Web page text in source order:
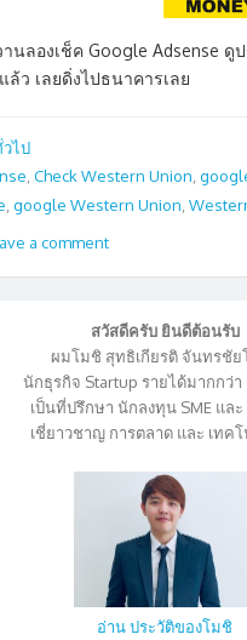
นลองเช็ค Google Adsense ดู
ล้ว เลยดิ่งไปธนาคารเลย
วไป
, Check Western Union,
google Western Union
a comment
สวัสดีครับ ยินดีต้อนรับ
ผมโมชิ สุทธิเกียรติ จันทรชัย
นักธุรกิจ Startup รายได้มากกว่า
เป็นที่ปรึกษา นักลงทุน SME และ
เชี่ยาวชาญ การตลาด และ เทคโ
อ่าน ประวัติของโมชิ